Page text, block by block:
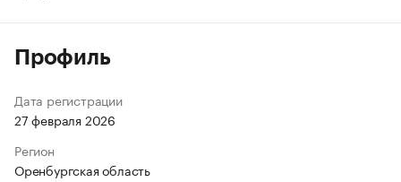
Профиль
Дата регистрации
27 февраля 2026
Регион
Оренбургская область